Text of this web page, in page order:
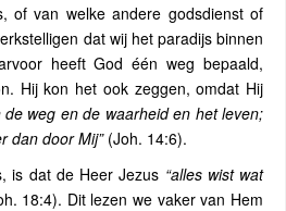
of van welke andere godsdienst of
dat wij het paradijs binnen
heeft God één weg bepaald,
Hij kon het ook zeggen, omdat Hij
de weg en de waarheid en het leven;
dan door Mij”(Joh. 14:6).
is dat de Heer Jezus “alles wist wat
18:4). Dit lezen we vaker van Hem